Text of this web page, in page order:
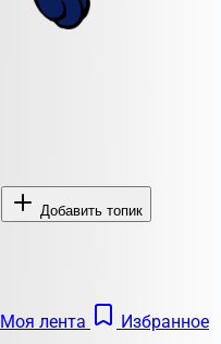
Добавить топик
Моя лента
Избранное